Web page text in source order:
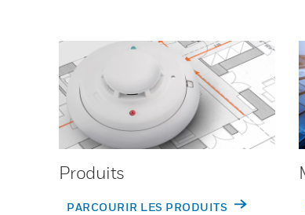
Produits
PARCOURIR LES PRODUITS